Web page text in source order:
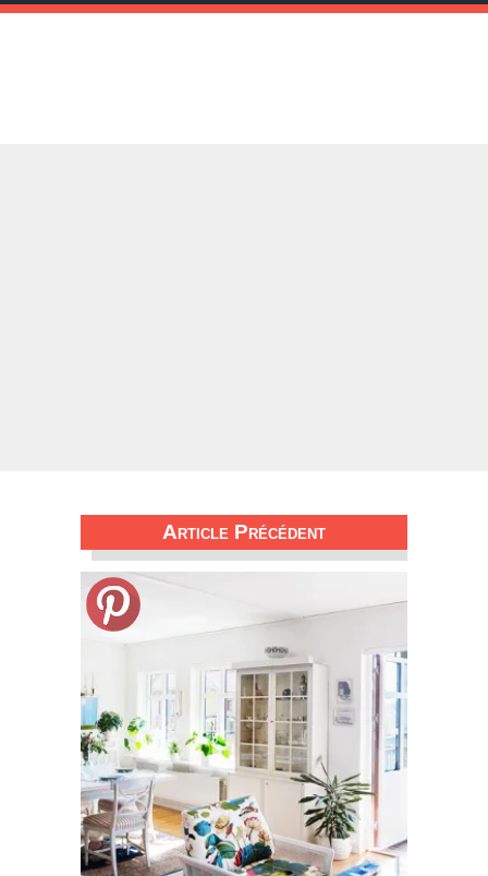
Article Précédent